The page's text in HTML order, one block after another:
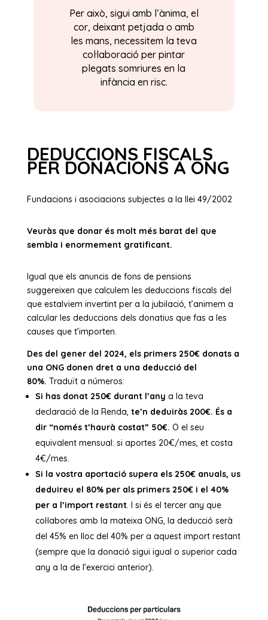
Per això, sigui amb l’ànima, el
cor, deixant petjada o amb
les mans, necessitem la teva
col·laboració per pintar
plegats somriures en la
infància en risc.
DEDUCCIONS FISCALS
PER DONACIONS A ONG
Fundacions i asociacions subjectes a la llei 49/2002
Veuràs que donar és molt més barat del que
sembla i enormement gratificant.
Igual que els anuncis de fons de pensions
suggereixen que calculem les deduccions fiscals del
que estalviem invertint per a la jubilació, t’animem a
calcular les deduccions dels donatius que fas a les
causes que t’importen.
Des del gener del 2024, els primers 250€ donats a
una ONG donen dret a una deducció del
80%. Traduït a números:
Si has donat 250€ durant l’any a la teva
declaració de la Renda, te’n deduiràs 200€. És a
dir “només t’haurà costat” 50€. O el seu
equivalent mensual: si aportes 20€/mes, et costa
4€/mes.
Si la vostra aportació supera els 250€ anuals, us
deduireu el 80% per als primers 250€ i el 40%
per a l’import restant. I si és el tercer any que
col·labores amb la mateixa ONG, la deducció serà
del 45% en lloc del 40% per a aquest import restant
(sempre que la donació sigui igual o superior cada
any a la de l’exercici anterior).